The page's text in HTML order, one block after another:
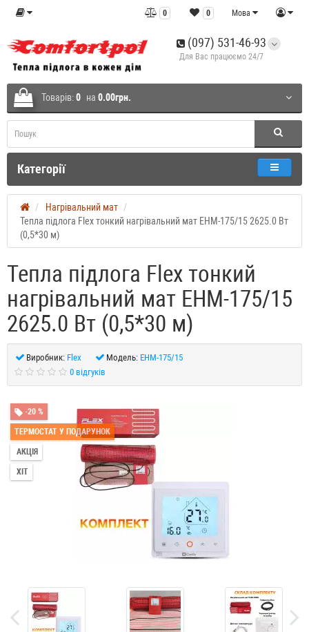
Мова
0
0
(097) 531-46-93
Для Вас працюємо 24/7
Товарів:0 на 0.00грн.
Категорії
Нагрівальний мат
Тепла підлога Flex тонкий нагрівальний мат EHM-175/15 2625.0 Вт
(0,5*30 м)
Тепла підлога Flex тонкий
нагрівальний мат EHM-175/15
2625.0 Вт (0,5*30 м)
Виробник: Flex Модель: EHM-175/15
0 відгуків
-20 %
ТЕРМОСТАТ У ПОДАРУНОК
АКЦІЯ
ХІТ